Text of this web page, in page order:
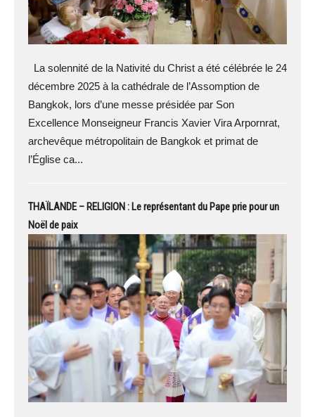
La solennité de la Nativité du Christ a été célébrée le 24
décembre 2025 à la cathédrale de l’Assomption de
Bangkok, lors d’une messe présidée par Son
Excellence Monseigneur Francis Xavier Vira Arpornrat,
archevêque métropolitain de Bangkok et primat de
l’Église ca...
THAÏLANDE – RELIGION : Le représentant du Pape prie pour un
Noël de paix